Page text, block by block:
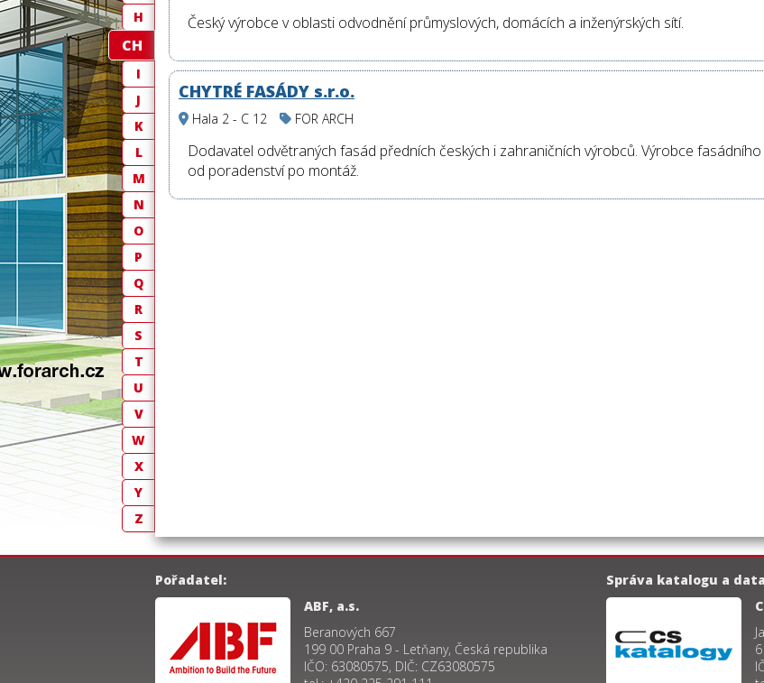
H
CH
I
J
K
L
M
N
O
P
Q
R
S
T
U
V
W
X
Y
Z
Český výrobce v oblasti odvodnění průmyslových, domácích a inženýrských sítí.
CHYTRÉ FASÁDY s.r.o.
Hala 2 - C 12 FOR ARCH
Dodavatel odvětraných fasád předních českých i zahraničních výrobců. Výrobce
od poradenství po montáž.
Pořadatel:
ABF, a.s.
Beranových 667
199 00 Praha 9 - Letňany, Česká republika
IČO: 63080575, DIČ: CZ63080575
Správa katalogu a